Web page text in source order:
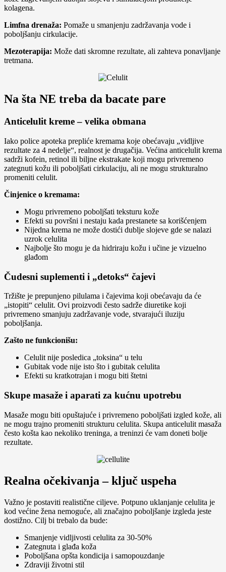
kolagena.
Limfna drenaža: Pomaže u smanjenju zadržavanja vode i
poboljšanju cirkulacije.
Mezoterapija: Može dati skromne rezultate, ali zahteva ponavljanje
tretmana.
Na šta NE treba da bacate pare
Anticelulit kreme – velika obmana
Iako police apoteka prepliće kremama koje obećavaju „vidljive
rezultate za 4 nedelje“, realnost je drugačija. Većina anticelulit krema
sadrži kofein, retinol ili biljne ekstrakate koji mogu privremeno
zategnuti kožu ili poboljšati cirkulaciju, ali ne mogu strukturalno
promeniti celulit.
Činjenice o kremama:
Mogu privremeno poboljšati teksturu kože
Efekti su površni i nestaju kada prestanete sa korišćenjem
Nijedna krema ne može dostići dublje slojeve gde se nalazi
uzrok celulita
Najbolje što mogu je da hidriraju kožu i učine je vizuelno
glađom
Čudesni suplementi i „detoks“ čajevi
Tržište je prepunjeno pilulama i čajevima koji obećavaju da će
„istopiti“ celulit. Ovi proizvodi često sadrže diuretike koji
privremeno smanjuju zadržavanje vode, stvarajući iluziju
poboljšanja.
Zašto ne funkcionišu:
Celulit nije posledica „toksina“ u telu
Gubitak vode nije isto što i gubitak celulita
Efekti su kratkotrajan i mogu biti štetni
Skupe masaže i aparati za kućnu upotrebu
Masaže mogu biti opuštajuće i privremeno poboljšati izgled kože, ali
ne mogu trajno promeniti strukturu celulita. Skupa anticelulit masaža
često košta kao nekoliko treninga, a treninzi će vam doneti bolje
rezultate.
Realna očekivanja – ključ uspeha
Važno je postaviti realistične ciljeve. Potpuno uklanjanje celulita je
kod većine žena nemoguće, ali značajno poboljšanje izgleda jeste
dostižno. Cilj bi trebalo da bude:
Smanjenje vidljivosti celulita za 30-50%
Zategnuta i glađa koža
Poboljšana opšta kondicija i samopouzdanje
Zdraviji životni stil